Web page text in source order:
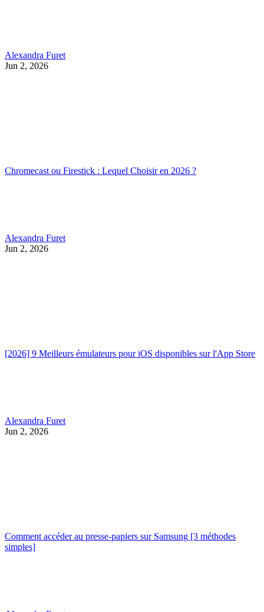
Alexandra Furet
Jun 2, 2026
Chromecast ou Firestick : Lequel Choisir en 2026 ?
Alexandra Furet
Jun 2, 2026
[2026] 9 Meilleurs émulateurs pour iOS disponibles sur l'App Store
Alexandra Furet
Jun 2, 2026
Comment accéder au presse-papiers sur Samsung [3 méthodes
simples]